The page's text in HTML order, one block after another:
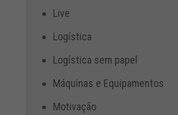
Live
Logística
Logística sem papel
Máquinas e Equipamentos
Motivação